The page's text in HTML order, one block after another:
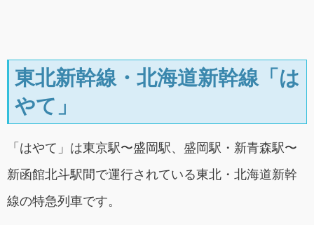
東北新幹線・北海道新幹線「は
やて」
「はやて」は東京駅〜盛岡駅、盛岡駅・新青森駅〜
新函館北斗駅間で運行されている東北・北海道新幹
線の特急列車です。